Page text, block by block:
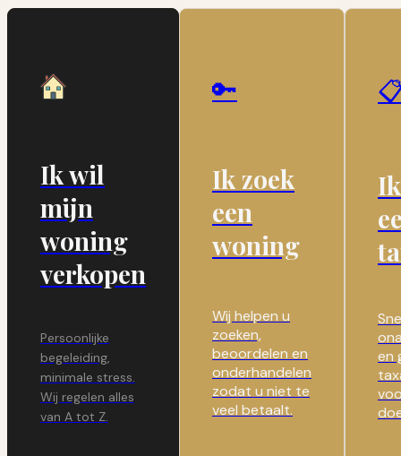
Ik wil
mijn
woning
verkopen
Persoonlijke
begeleiding,
minimale stress.
Wij regelen alles
van A tot Z.
🔑
Ik zoek
een
woning
Wij helpen u
zoeken,
beoordelen en
onderhandelen
zodat u niet te
veel betaalt.
en